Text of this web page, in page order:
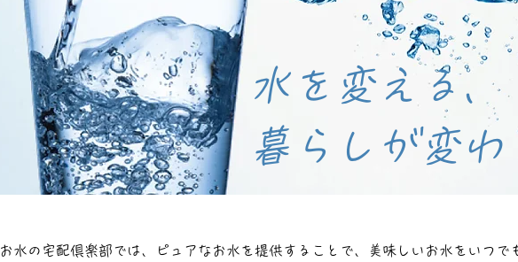
​水を変える、
暮らしが変わ
お水の宅配倶楽部では、ピュアなお水を提供することで、美味しいお水をいつで